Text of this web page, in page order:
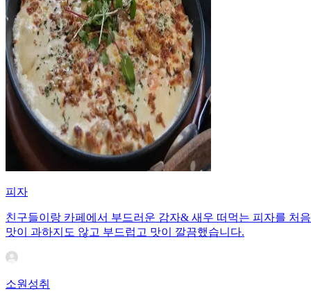
피자
친구들이랑 카페에서 부드러운 감자& 새우 떠먹는 피자를 처
맛이 과하지도 않고 부드럽고 맛이 깔끔했습니다.
소원성취